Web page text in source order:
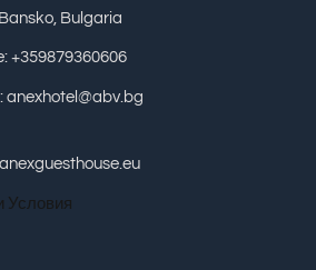
Bulgaria
+359879360606
anexhotel@abv.bg
Условия